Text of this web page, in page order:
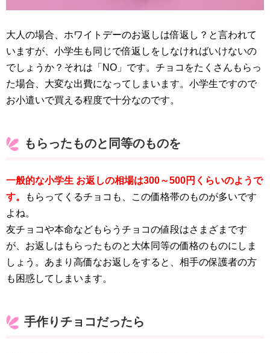
大人の場合、ホワイトデーのお返しは倍返し？と言われて
いますが、小学生も同じで倍返しをしなければいけないの
でしょうか？それは「NO」です。チョコをたくさんもらっ
た場合、大変な出費になってしまいます。小学生ですので
お小遣いで買える程度で十分なのです。
もらったものと同等のものを
一般的な小学生 お返しの相場は300～500円くらいのようで
す。
もらってくるチョコも、この価格帯のものが多いです
よね。
友チョコや本命などもらうチョコの値段はさまざまです
が、お返しはもらったものと大体同等の価格のものにしま
しょう。あまり高価なお返しをすると、相手の保護者の方
も困惑してしまいます。
手作りチョコだったら